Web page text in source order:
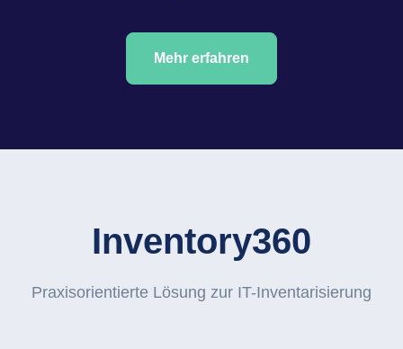
Mehr erfahren
Inventory360
Praxisorientierte Lösung zur IT-Inventarisierung